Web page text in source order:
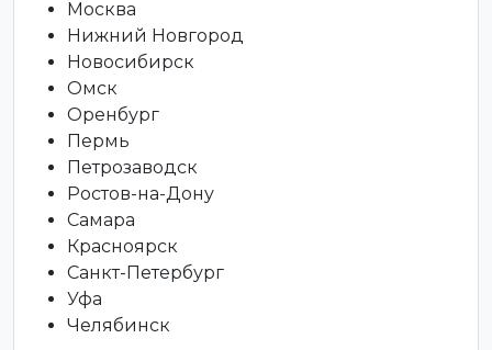
Москва
Нижний Новгород
Новосибирск
Омск
Оренбург
Пермь
Петрозаводск
Ростов-на-Дону
Самара
Красноярск
Санкт-Петербург
Уфа
Челябинск